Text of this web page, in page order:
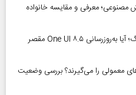
معرفی و مقایسه خانواده
بحران باتری در گوشی‌های سامسونگ؛ آیا به‌روزرسانی One UI ۸.۵ مقصر
معمولی را می‌گیرند؟ بررسی وضعیت